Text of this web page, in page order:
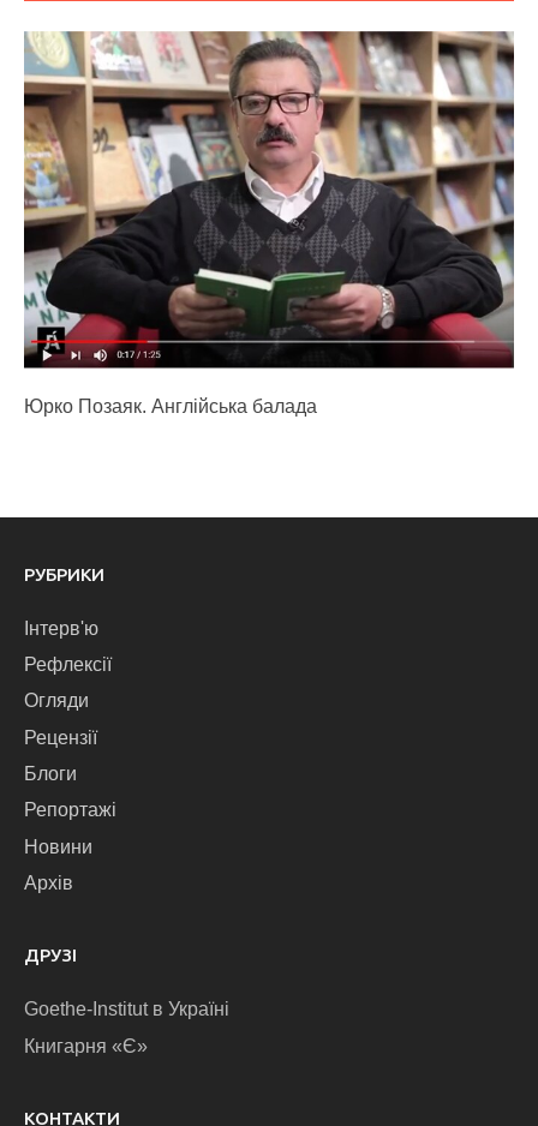
Юрко Позаяк. Англійська балада
РУБРИКИ
Інтерв'ю
Рефлексії
Огляди
Рецензії
Блоги
Репортажі
Новини
Архів
ДРУЗІ
Goethe-Institut в Україні
Книгарня «Є»
КОНТАКТИ